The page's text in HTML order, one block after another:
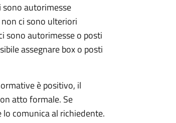
sono autorimesse
ci sono ulteriori
sono autorimesse o posti
assegnare box o posti
è positivo, il
atto formale. Se
comunica al richiedente.